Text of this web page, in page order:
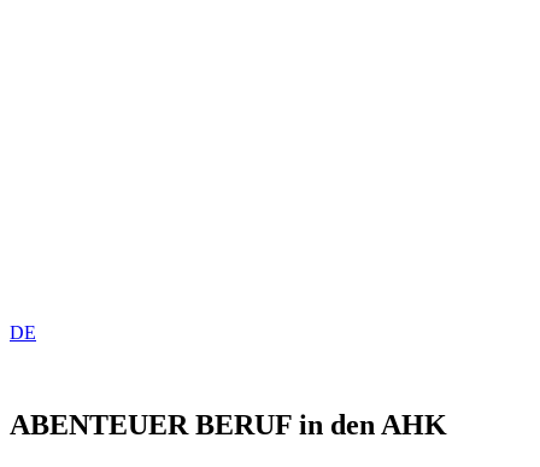
DE
ABENTEUER BERUF in den AHK